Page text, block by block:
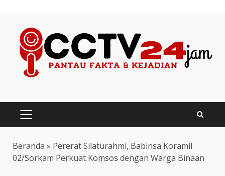
content
PRIMARY
MENU
Beranda » Pererat Silaturahmi, Babinsa Koramil
02/Sorkam Perkuat Komsos dengan Warga Binaan